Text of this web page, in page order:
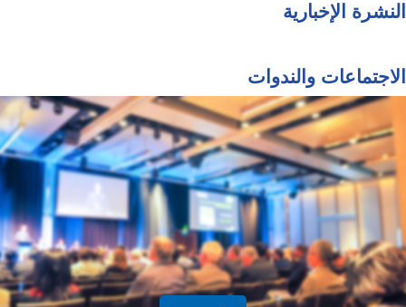
النشرة الإخبارية
الاجتماعات والندوات